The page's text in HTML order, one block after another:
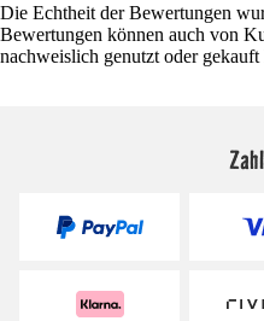
Die Echtheit der Bewertungen
Bewertungen können auch von
nachweislich genutzt oder gekauft